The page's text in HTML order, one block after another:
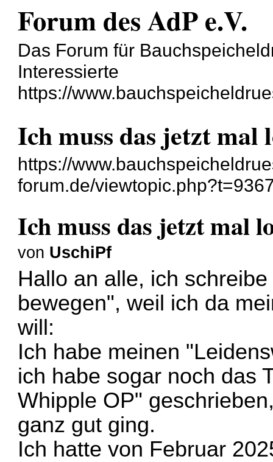
Forum des AdP e.V.
Das Forum für
Interessierte
https://
Ich muss das jetzt mal
https://
forum.de/
Ich muss das jetzt mal
von UschiPf
Hallo an alle, ich
bewegen", weil ich da
will:
Ich habe meinen
ich habe sogar noch das
Whipple OP"
ganz gut ging.
Ich hatte von Februar